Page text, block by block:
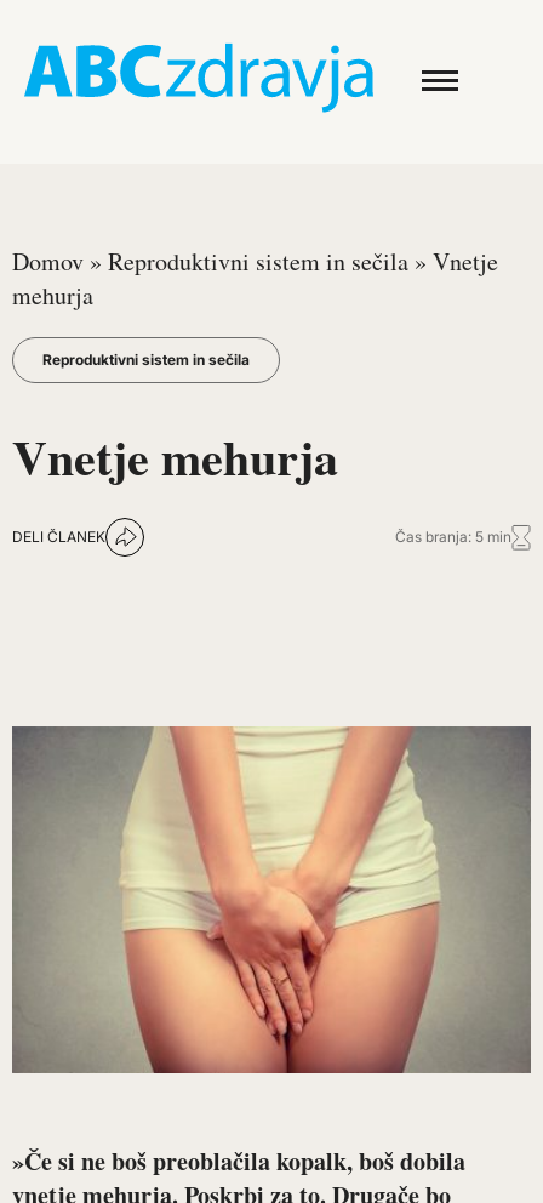
Domov » Reproduktivni sistem in sečila » Vnetje
mehurja
Reproduktivni sistem in sečila
Vnetje mehurja
DELI ČLANEK Čas branja: 5 min
»Če si ne boš preoblačila kopalk, boš dobila
vnetje mehurja. Poskrbi za to. Drugače bo